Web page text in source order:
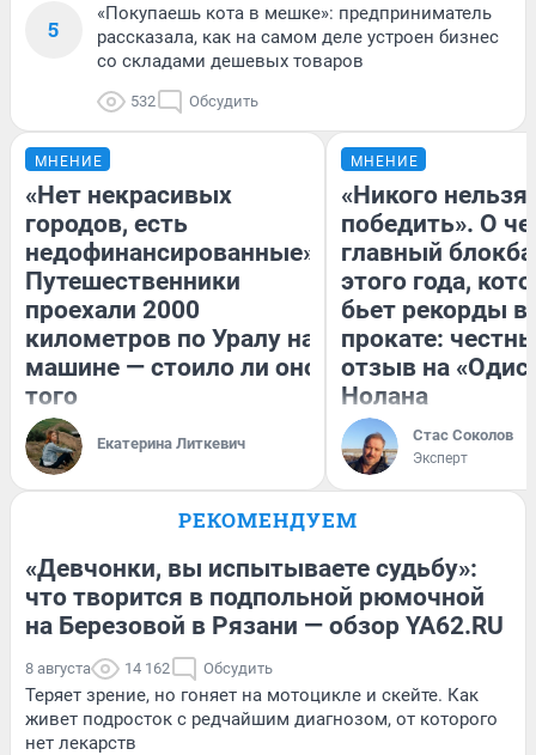
5
«Покупаешь кота в мешке»: предприниматель
рассказала, как на самом деле устроен бизнес
со складами дешевых товаров
532 Обсудить
МНЕНИЕ
«Нет некрасивых
городов, есть
недофинансированные».
Путешественники
проехали 2000
километров по Уралу на
машине — стоило ли оно
того
Екатерина Литкевич
МНЕНИЕ
«Никого нельзя
победить». О
главный
этого года,
бьет рекорды в
прокате:
отзыв на
Нолана
Стас Соколов
Эксперт
РЕКОМЕНДУЕМ
«Девчонки, вы испытываете судьбу»:
что творится в подпольной рюмочной
на Березовой в Рязани — обзор YA62.RU
8 августа 14 162 Обсудить
Теряет зрение, но гоняет на мотоцикле и скейте. Как
живет подросток с редчайшим диагнозом, от которого
нет лекарств